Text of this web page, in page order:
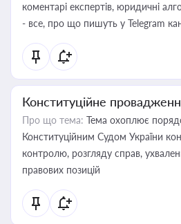
коментарі експертів, юридичні
- все, про що пишуть у Telegram
Конституційне
Про що тема: Тема охоплює
Конституційним Судом України
контролю, розгляду справ,
правових позицій